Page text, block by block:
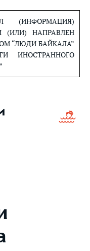
(ИНФОРМАЦИЯ)
(ИЛИ) НАПРАВЛЕН
“ЛЮДИ БАЙКАЛА”
ИНОСТРАННОГО